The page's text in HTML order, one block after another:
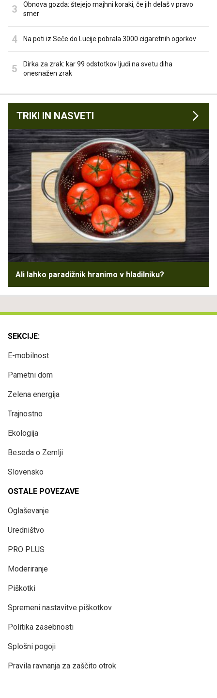
Obnova gozda: štejejo majhni koraki, če jih delaš v pravo
smer
Na poti iz Seče do Lucije pobrala 3000 cigaretnih ogorkov
Dirka za zrak: kar 99 odstotkov ljudi na svetu diha
onesnažen zrak
TRIKI IN NASVETI
Ali lahko paradižnik hranimo v hladilniku?
SEKCIJE:
E-mobilnost
Pametni dom
Zelena energija
Trajnostno
Ekologija
Beseda o Zemlji
Slovensko
OSTALE POVEZAVE
Oglaševanje
Uredništvo
PRO PLUS
Moderiranje
Piškotki
Spremeni nastavitve piškotkov
Politika zasebnosti
Splošni pogoji
Pravila ravnanja za zaščito otrok